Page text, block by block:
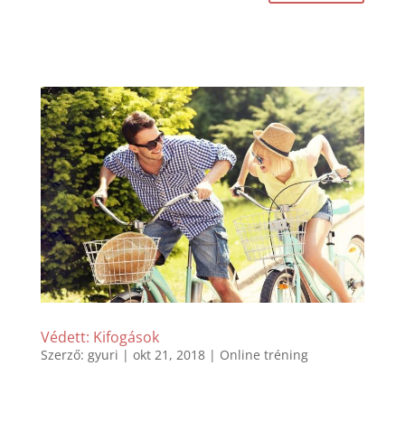
Védett: Kifogások
Szerző: gyuri | okt 21, 2018| Online tréning